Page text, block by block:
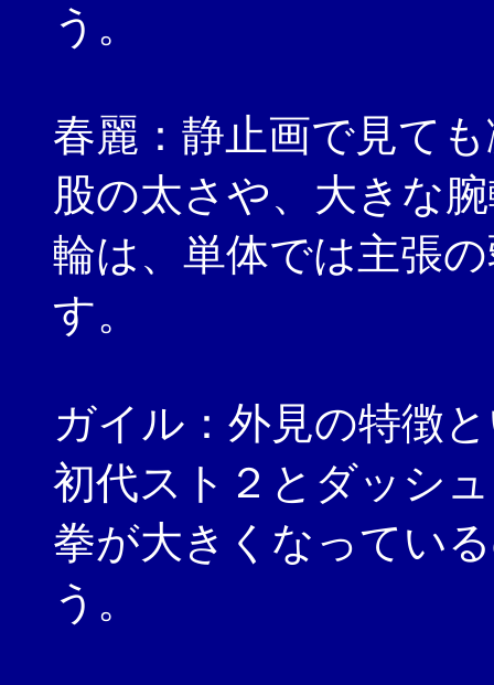
う。
春麗：静止画で見て
股の太さや、大きな
輪は、単体では主張
す。
ガイル：外見の特徴
初代スト２とダッシ
拳が大きくなってい
う。